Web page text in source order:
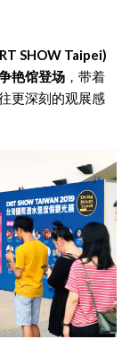
SHOW Taipei)
艳馆登场 ，带着
更深刻的观展感